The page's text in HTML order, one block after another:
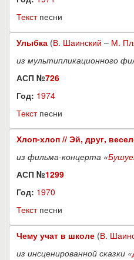
Текстпесни
Улыбка (В. Шаинский – М.
из мультипликационного
АСП №726
Год: 1974
Текстпесни
Хлоп-хлоп // Эй, друг,
из фильма-концерта «
АСП №1299
Год: 1970
Текстпесни
Чему учат в школе (В.
из инсценированной сказки «